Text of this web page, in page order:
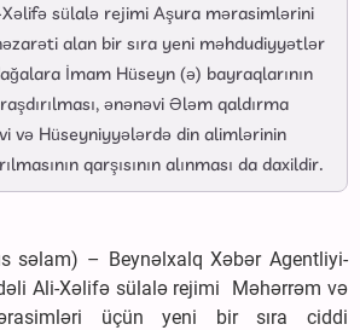
sülalə rejimi Aşura mərasimlərini
alan bir sıra yeni məhdudiyyətlər
İmam Hüseyn (ə) bayraqlarının
ənənəvi Ələm qaldırma
və Hüseyniyyələrdə din alimlərinin
qarşısının alınması da daxildir.
səlam) – Beynəlxalq Xəbər Agentliyi-
Ali-Xəlifə sülalə rejimi Məhərrəm və
üçün yeni bir sıra ciddi